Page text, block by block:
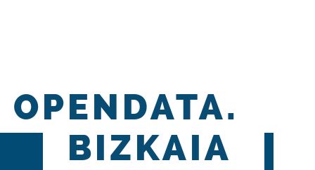
OPENDATA.
BIZKAIA